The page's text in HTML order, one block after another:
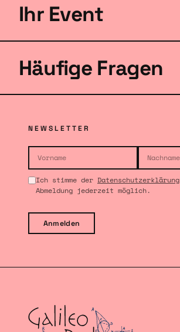
Ihr Event
Häufige Fragen
NEWSLETTER
Ich stimme der Datenschutzerklärung
Abmeldung jederzeit möglich.
Anmelden